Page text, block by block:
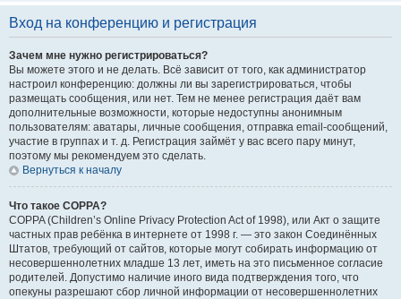
Вход на конференцию и регистрация
Зачем мне нужно регистрироваться?
Вы можете этого и не делать. Всё зависит от того, как администратор
настроил конференцию: должны ли вы зарегистрироваться, чтобы
размещать сообщения, или нет. Тем не менее регистрация даёт вам
дополнительные возможности, которые недоступны анонимным
пользователям: аватары, личные сообщения, отправка email-сообщений,
участие в группах и т. д. Регистрация займёт у вас всего пару минут,
поэтому мы рекомендуем это сделать.
Вернуться к началу
Что такое COPPA?
COPPA (Children’s Online Privacy Protection Act of 1998), или Акт о защите
частных прав ребёнка в интернете от 1998 г. — это закон Соединённых
Штатов, требующий от сайтов, которые могут собирать информацию от
несовершеннолетних младше 13 лет, иметь на это письменное согласие
родителей. Допустимо наличие иного вида подтверждения того, что
опекуны разрешают сбор личной информации от несовершеннолетних